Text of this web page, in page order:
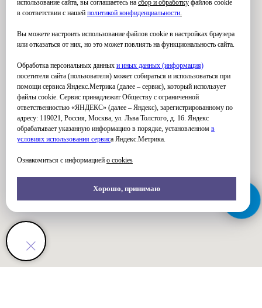
использование сайта, вы соглашаетесь на сбор и обработку файлов cookie
в соответствии с нашей политикой конфиденциальности.
Вы можете настроить использование файлов cookie в настройках браузера
или отказаться от них, но это может повлиять на функциональность сайта.
Обработка персональных данных и иных данных (информация)
посетителя сайта (пользователя) может собираться и использоваться при
помощи сервиса Яндекс.Метрика (далее – сервис), который использует
файлы cookie. Сервис принадлежит Обществу с ограниченной
ответственностью «ЯНДЕКС» (далее – Яндекс), зарегистрированному по
адресу: 119021, Россия, Москва, ул. Льва Толстого, д. 16. Яндекс
обрабатывает указанную информацию в порядке, установленном в
условиях использования сервиса Яндекс.Метрика.
Ознакомиться с информацией о cookies
Хорошо, принимаю